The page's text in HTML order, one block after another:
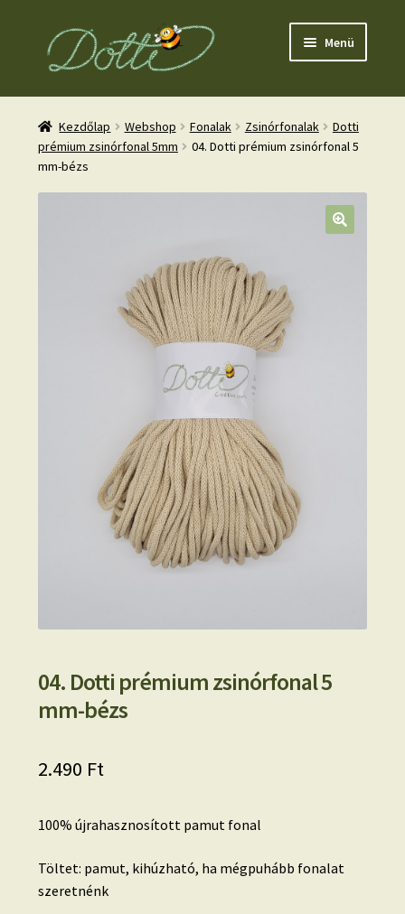
Ugrás
Kilépés
Menü
Kezdőlap Webshop Fonalak Zsinórfonalak
Dotti
prémium zsinórfonal 5mm
04. Dotti prémium zsinórfonal 5
mm-bézs
04. Dotti prémium zsinórfonal 5
mm-bézs
2.490 Ft
100% újrahasznosított pamut fonal
Töltet: pamut, kihúzható, ha mégpuhább fonalat
szeretnénk